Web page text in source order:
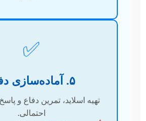
✅
۵. آماده‌سازی دفاع
تهیه اسلاید، تمرین دفاع و
احتمالی.